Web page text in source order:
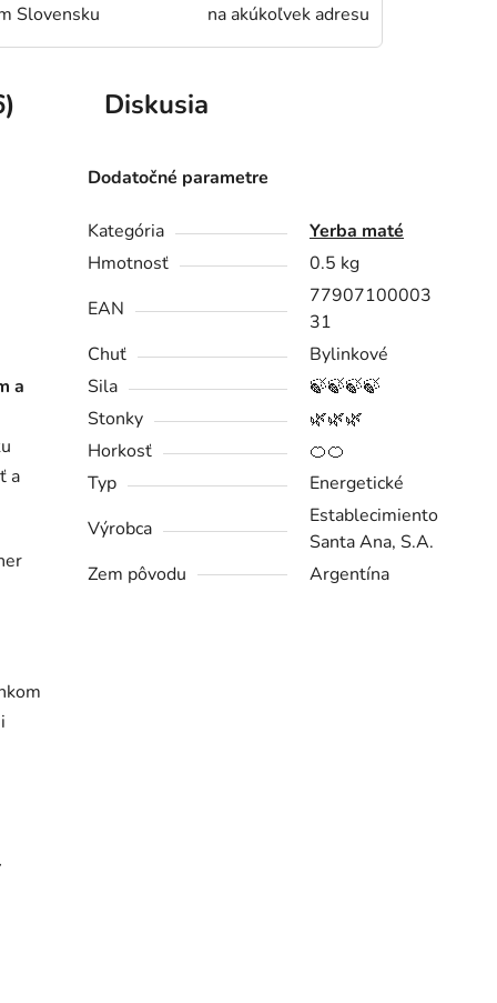
Slovensku na akúkoľvek adresu
Diskusia
a
a
Dodatočné parametre
Kategória
Yerba maté
Hmotnosť
0.5 kg
EAN
77907100003
31
Chuť
Bylinkové
Sila
🍃🍃🍃🍃
Stonky
🌿🌿🌿
Horkosť
🍊🍊
Typ
Energetické
Výrobca
Establecimiento
Santa Ana, S.A.
Zem pôvodu
Argentína